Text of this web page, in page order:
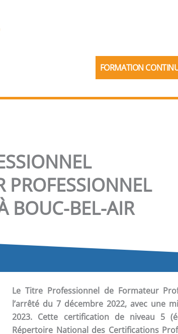
FORMATION
PROFESSIONNEL
BOUC-BEL-AIR
Le Titre Professionnel de Formateur
l’arrêté du 7 décembre 2022, avec une
2023. Cette certification de niveau 5
Répertoire National des Certifications